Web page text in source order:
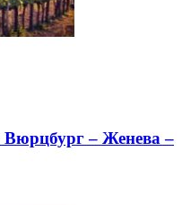
– Женева –